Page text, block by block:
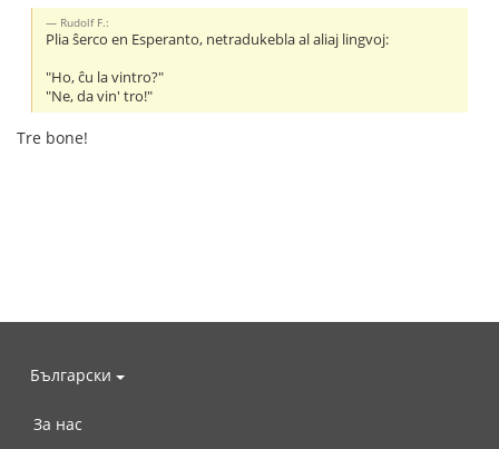
Rudolf F.:
Plia ŝerco en Esperanto, netradukebla al aliaj lingvoj:
"Ho, ĉu la vintro?"
"Ne, da vin' tro!"
Tre bone!
Български
За нас